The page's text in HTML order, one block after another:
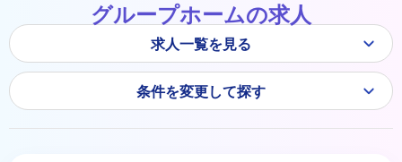
グループホームの求人
求人一覧を見る
条件を変更して探す